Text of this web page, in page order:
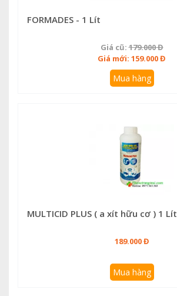
FORMADES - 1 Lít
Giá cũ:179.000 Đ
Giá mới: 159.000 Đ
Mua hàng
MULTICID PLUS ( a xít hữu cơ ) 1 Lít
189.000 Đ
Mua hàng